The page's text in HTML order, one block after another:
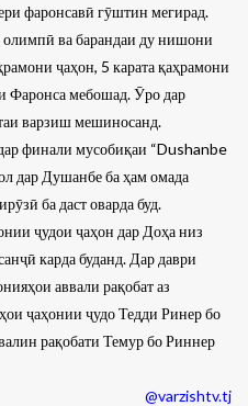
фаронсавӣ гӯштин мегирад.
олимпӣ ва барандаи ду нишони
ҷаҳон, 5 карата қаҳрамони
Фаронса мебошад. Ӯро дар
варзиш мешиносанд.
финали мусобиқаи “Dushanbe
дар Душанбе ба ҳам омада
ба даст оварда буд.
ҷудои ҷаҳон дар Доҳа низ
карда буданд. Дар даври
аввали рақобат аз
ҷаҳонии ҷудо Тедди Ринер бо
рақобати Темур бо Риннер
@varzishtv.tj